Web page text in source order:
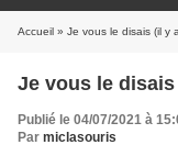
Accueil » Je vous le disais (il y
Je vous le
Publié le 04/07/2021 à
Par miclasouris